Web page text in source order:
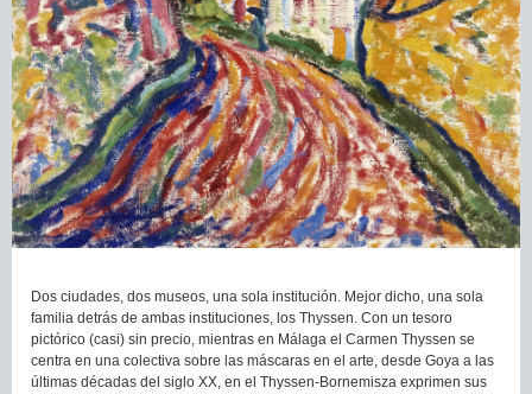
Dos ciudades, dos museos, una sola institución. Mejor dicho, una sola
familia detrás de ambas instituciones, los Thyssen. Con un tesoro
pictórico (casi) sin precio, mientras en Málaga el Carmen Thyssen se
centra en una colectiva sobre las máscaras en el arte, desde Goya a las
últimas décadas del siglo XX, en el Thyssen-Bornemisza exprimen sus